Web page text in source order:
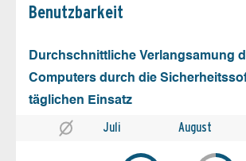
Benutz­barkeit
Durchschnittliche Verlangsamung
Computers durch die
täglichen Einsatz
Juli August